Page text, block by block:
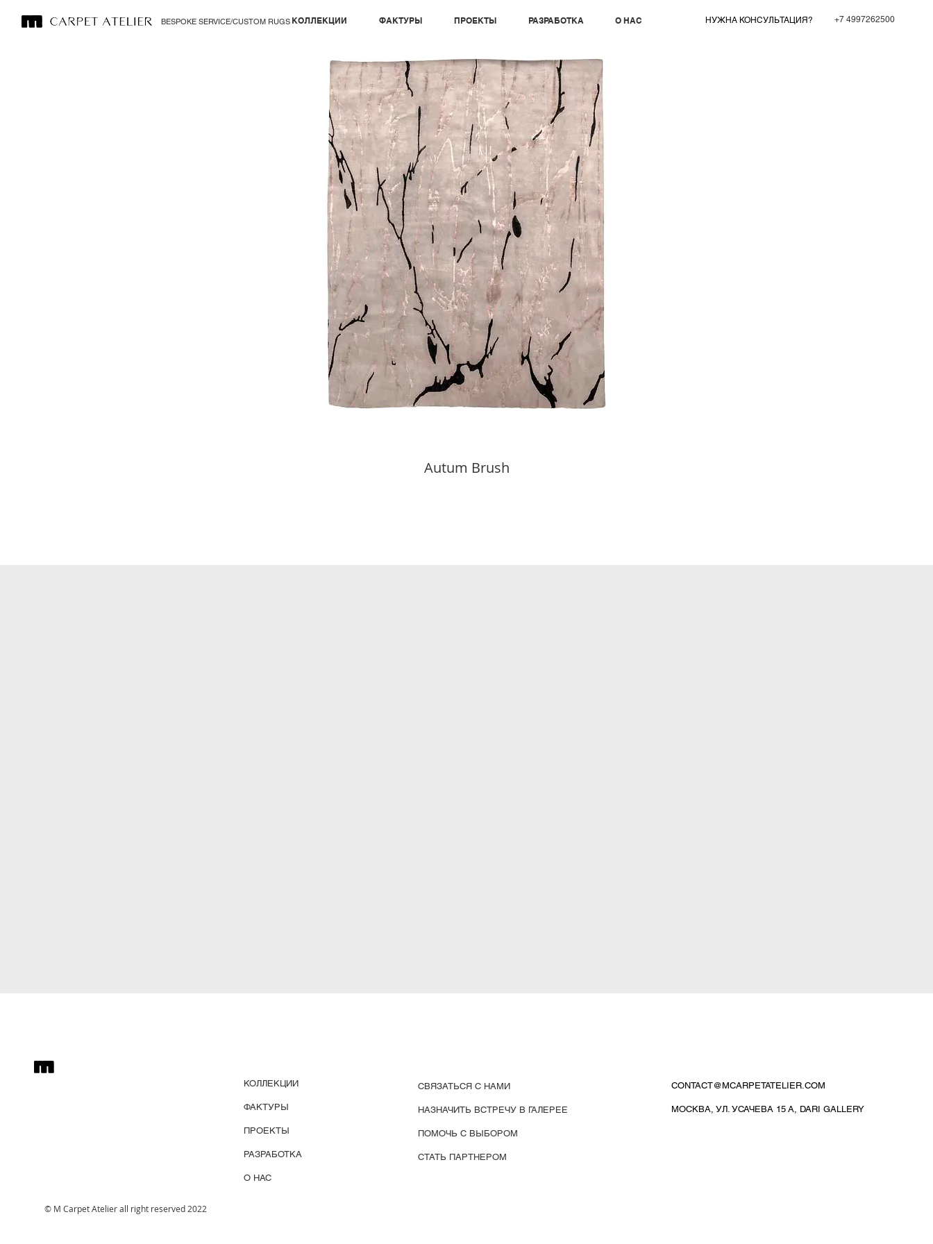
BESPOKE SERVICE/CUSTOM RUGS КОЛЛЕКЦИИ ФАКТУРЫ ПРОЕКТЫ РАЗРАБОТКА О НАС +7 4997262500
НУЖНА КОНСУЛЬТАЦИЯ?
Autum Brush
КОЛЛЕКЦИИ
ФАКТУРЫ
ПРОЕКТЫ
РАЗРАБОТКА
О НАС
СВЯЗАТЬСЯ С НАМИ
НАЗНАЧИТЬ ВСТРЕЧУ В ГАЛЕРЕЕ
ПОМОЧЬ С ВЫБОРОМ
СТАТЬ ПАРТНЕРОМ
CONTACT@MCARPETATELIER.COM
МОСКВА, УЛ. УСАЧЕВА 15 А, DARI GALLERY
© M Carpet Atelier all right reserved 2022